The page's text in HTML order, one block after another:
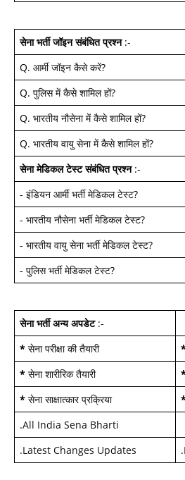
सेना भर्ती जॉइन संबंधित प्रश्न:-
Q. आर्मी जॉइन कैसे करें?
Q. पुलिस में कैसे शामिल हों?
Q. भारतीय नौसेना में कैसे शामिल हों?
Q. भारतीय वायु सेना में कैसे शामिल हों?
सेना मेडिकल टेस्ट संबंधित प्रश्न:-
- इंडियन आर्मी भर्ती मेडिकल टेस्ट?
- भारतीय नौसेना भर्ती मेडिकल टेस्ट?
- भारतीय वायु सेना भर्ती मेडिकल टेस्ट?
- पुलिस भर्ती मेडिकल टेस्ट?
सेना भर्ती अन्य अपडेट:-
* सेना परीक्षा की तैयारी
* सेना शारीरिक तैयारी
* सेना साक्षात्कार प्रक्रिया
.All India Sena Bharti
.Latest Changes Updates .